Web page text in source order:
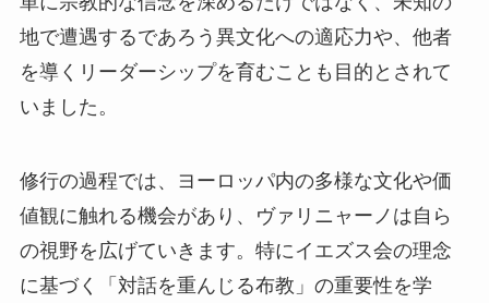
地で遭遇するであろう異文化への適応力や、他者
を導くリーダーシップを育むことも目的とされて
いました。
修行の過程では、ヨーロッパ内の多様な文化や価
値観に触れる機会があり、ヴァリニャーノは自ら
の視野を広げていきます。特にイエズス会の理念
に基づく「対話を重んじる布教」の重要性を学